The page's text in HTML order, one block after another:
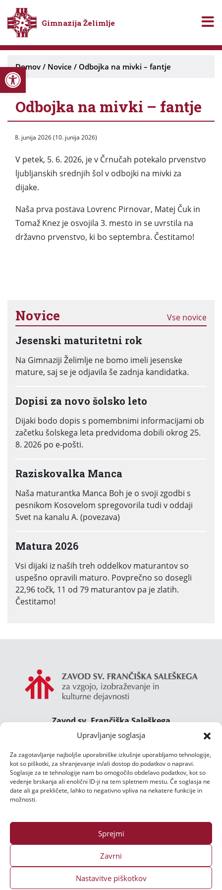
Open toolbar
Upravljanje soglasja
Za zagotavljanje najboljše uporabniške izkušnje uporabljamo tehnologije,
kot so piškotki, za shranjevanje in/ali dostop do podatkov o napravi.
Soglasje za te tehnologije nam bo omogočilo obdelavo podatkov, kot so
vedenje brskanja ali enolični ID-ji na tem spletnem mestu. Če soglasja ne
date ali ga prekličete, lahko to negativno vpliva na nekatere funkcije in
možnosti.
Sprejmi
Zavrni
Nastavitve piškotkov
Gimnazija Želimlje
Domov / Novice / Odbojka na mivki – fantje
Odbojka na mivki – fantje
8. junija 2026(10. junija 2026)
V petek, 5. 6. 2026, je v Črnučah potekalo prvenstvo
ljubljanskih srednjih šol v odbojki na mivki za
dijake.
Naša prva postava Lovrenc Pirnovar, Matej Čuk in
Tomaž Knez je osvojila 3. mesto in se uvrstila na
državno prvenstvo, ki bo septembra. Čestitamo!
Novice Vse novice
Jesenski maturitetni rok
Na Gimnaziji Želimlje ne bomo imeli jesenske
mature, saj se je odjavila še zadnja kandidatka.
Dopisi za novo šolsko leto
Dijaki bodo dopis s pomembnimi informacijami ob
začetku šolskega leta predvidoma dobili okrog 25.
8. 2026 po e-pošti.
Raziskovalka Manca
Naša maturantka Manca Boh je o svoji zgodbi s
pesnikom Kosovelom spregovorila tudi v oddaji
Svet na kanalu A. (povezava)
Matura 2026
Vsi dijaki iz naših treh oddelkov maturantov so
uspešno opravili maturo. Povprečno so dosegli
22,96 točk, 11 od 79 maturantov pa je zlatih.
Čestitamo!
Zavod sv. Frančiška Saleškega
Gimnazija Želimlje ° Dom Janeza Boska ° Majcnov
Želimlje 46, 1291 Škofljica
TEL.:01/47 02 111
E-POŠTA:zelimlje@zelimlje.si
Varstvo podatkov